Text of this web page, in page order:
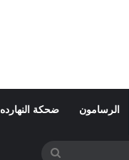
الرسامون ضحكة النهارده
بحث